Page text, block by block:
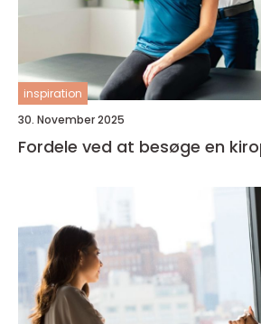
inspiration
30. November 2025
Fordele ved at besøge en